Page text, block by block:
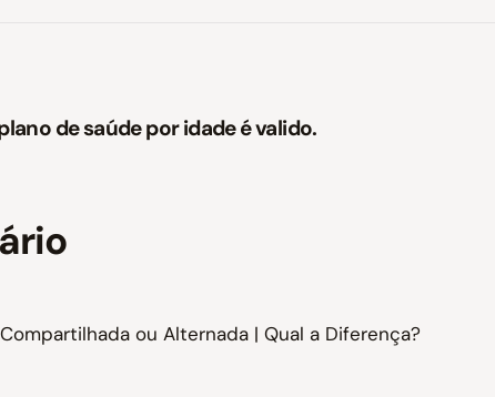
de saúde por idade é valido.
ou Alternada | Qual a Diferença?